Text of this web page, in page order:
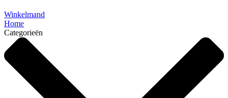
Winkelmand
Home
Categorieën